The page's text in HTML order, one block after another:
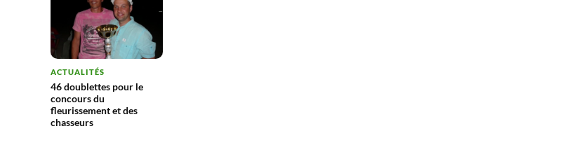
ACTUALITÉS
46 doublettes pour le
concours du
fleurissement et des
chasseurs